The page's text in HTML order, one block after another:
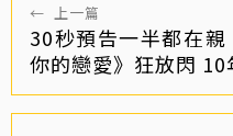
← 上一篇
30秒預告一半都在
你的戀愛》狂放閃